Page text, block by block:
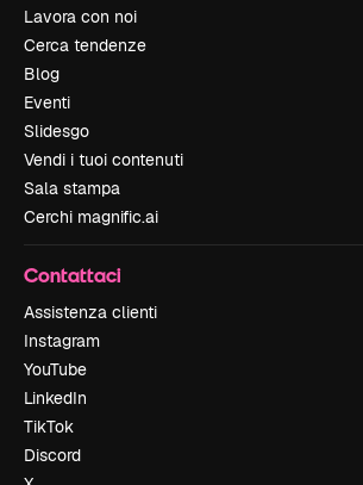
Lavora con noi
Cerca tendenze
Blog
Eventi
Slidesgo
Vendi i tuoi contenuti
Sala stampa
Cerchi magnific.ai
Contattaci
Assistenza clienti
Instagram
YouTube
LinkedIn
TikTok
Discord